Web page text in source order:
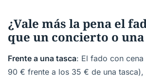
¿Vale más la pena el
que un concierto o una
Frente a una tasca: El fado con
90 € frente a los 35 € de una tasca),